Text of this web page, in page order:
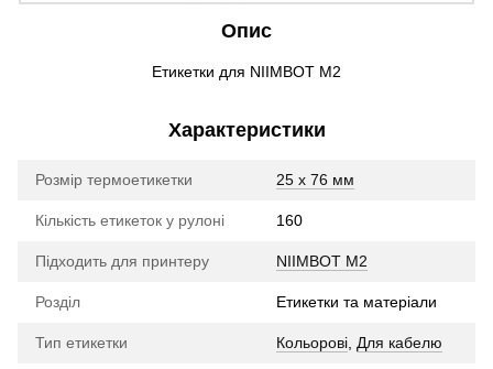
Опис
Етикетки для NIIMBOT M2
Характеристики
Розмір термоетикетки 25 х 76 мм
Кількість етикеток у рулоні 160
Підходить для принтеру NIIMBOT M2
Розділ Етикетки та матеріали
Тип етикетки Кольорові Для кабелю